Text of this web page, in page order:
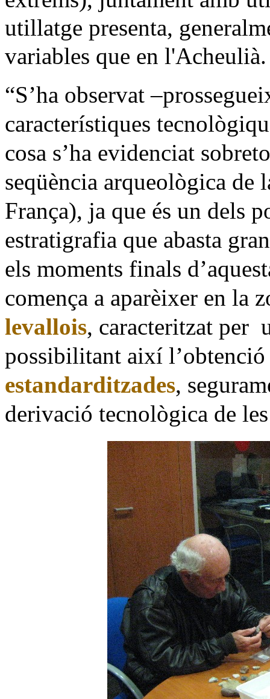
utillatge presenta,
variables que en l'Acheulià.
“S’ha observat
característiques
cosa s’ha evidenciat
seqüència arqueològica de
França), ja que és un dels
estratigrafia que abasta
els moments finals
comença a aparèixer en la
levallois, caracteritzat per
possibilitant així l’obtenció
estandarditzades,
derivació tecnològica de